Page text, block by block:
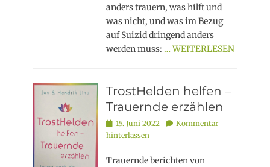
anders trauern, was hilft und
was nicht, und was im Bezug
auf Suizid dringend anders
werden muss: … WEITERLESEN
TrostHelden helfen –
Trauernde erzählen
Posted
on
15. Juni 2022
Kommentar
hinterlassen
Trauernde berichten von